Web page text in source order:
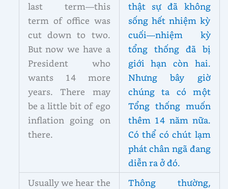
last term—this
term of office was
cut down to two.
But now we have a
President who
wants 14 more
years. There may
be a little bit of ego
inflation going on
there.
thật sự đã không
sống hết nhiệm kỳ
cuối—nhiệm kỳ
tổng thống đã bị
giới hạn còn hai.
Nhưng bây giờ
chúng ta có một
Tổng thống muốn
thêm 14 năm nữa.
Có thể có chút lạm
phát chân ngã đang
diễn ra ở đó.
Usually we hear the
Thông thường,